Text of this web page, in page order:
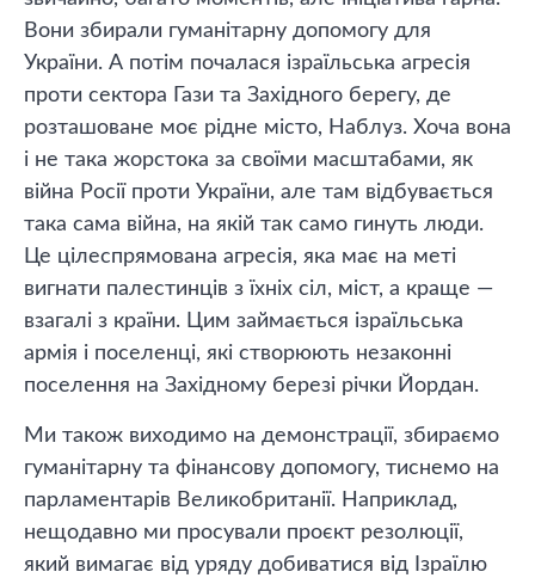
Вони збирали гуманітарну допомогу для
України. А потім почалася ізраїльська агресія
проти сектора Гази та Західного берегу, де
розташоване моє рідне місто, Наблуз. Хоча вона
і не така жорстока за своїми масштабами, як
війна Росії проти України, але там відбувається
така сама війна, на якій так само гинуть люди.
Це цілеспрямована агресія, яка має на меті
вигнати палестинців з їхніх сіл, міст, а краще —
взагалі з країни. Цим займається ізраїльська
армія і поселенці, які створюють незаконні
поселення на Західному березі річки Йордан.
Ми також виходимо на демонстрації, збираємо
гуманітарну та фінансову допомогу, тиснемо на
парламентарів Великобританії. Наприклад,
нещодавно ми просували проєкт резолюції,
який вимагає від уряду добиватися від Ізраїлю